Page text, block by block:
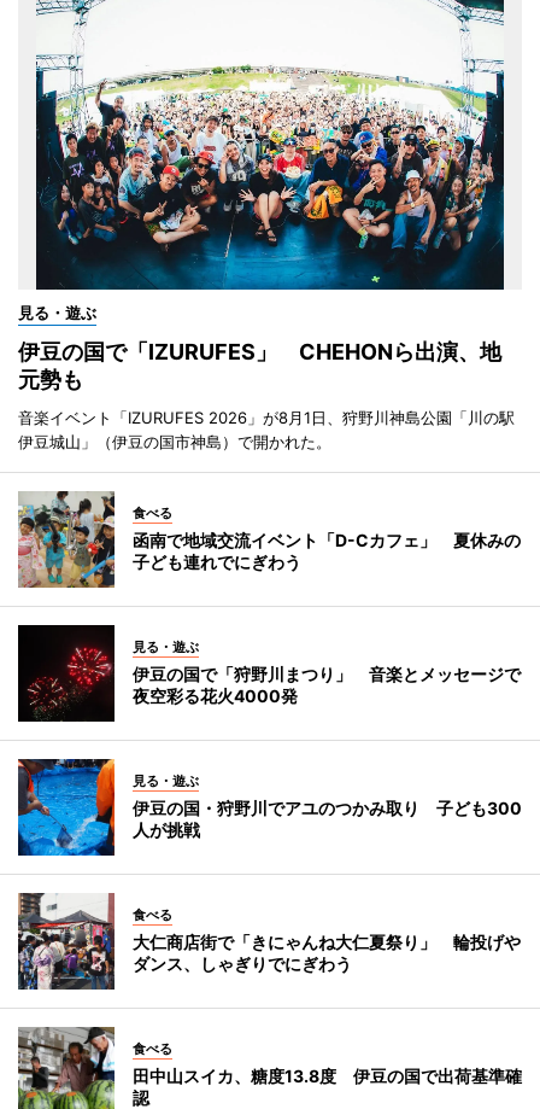
見る・遊ぶ
伊豆の国で「IZURUFES」 CHEHONら出演、地
元勢も
音楽イベント「IZURUFES 2026」が8月1日、狩野川神島公園「川の駅
伊豆城山」（伊豆の国市神島）で開かれた。
食べる
函南で地域交流イベント「D-Cカフェ」 夏休みの
子ども連れでにぎわう
見る・遊ぶ
伊豆の国で「狩野川まつり」 音楽とメッセージで
夜空彩る花火4000発
見る・遊ぶ
伊豆の国・狩野川でアユのつかみ取り 子ども300
人が挑戦
食べる
大仁商店街で「きにゃんね大仁夏祭り」 輪投げや
ダンス、しゃぎりでにぎわう
食べる
田中山スイカ、糖度13.8度 伊豆の国で出荷基準確
認